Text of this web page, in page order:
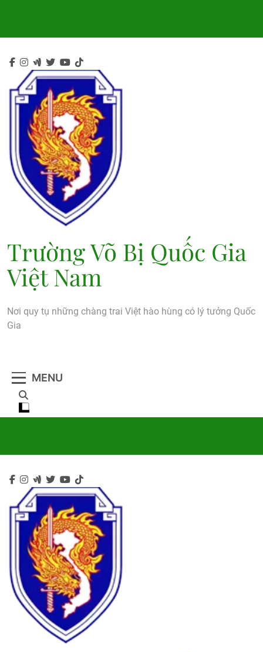
Trường Võ Bị Quốc Gia
Việt Nam
Nơi quy tụ những chàng trai Việt hào hùng có lý tưởng Quốc
Gia
MENU